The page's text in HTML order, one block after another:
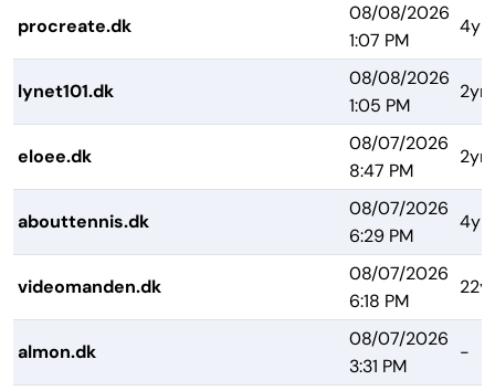
procreate.dk
08/08/2026
1:07 PM
4yrs
lynet101.dk
08/08/2026
1:05 PM
2yrs
eloee.dk
08/07/2026
8:47 PM
2yrs
abouttennis.dk
08/07/2026
6:29 PM
4yrs
videomanden.dk
08/07/2026
6:18 PM
almon.dk
08/07/2026
3:31 PM
-